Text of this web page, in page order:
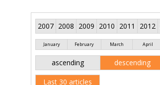
2007 2008 2009 2010 2011 2012
January February March April
ascending descending
Last 30 articles